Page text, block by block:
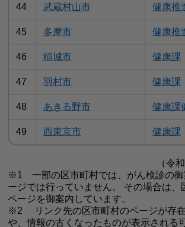
44 武蔵村山市 健康推
45 多摩市 健康推
46 稲城市 健康課
47 羽村市 健康課
48 あきる野市 健康課
49 西東京市 健康課
（令
※1 一部の区市町村では、がん検診の御
ージでは行っていません。 その場合は、
ページを御案内しています。
※2 リンク先の区市町村のページが存
や、情報の古くなったものが表示される